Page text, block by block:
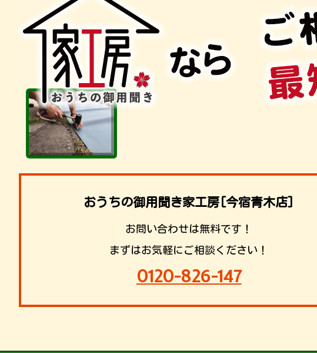
おうちの御用聞き家工房[今宿青木店]
お問い合わせは無料です！
まずはお気軽にご相談ください！
0120-826-147